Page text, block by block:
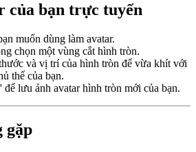
của bạn trực tuyến
muốn dùng làm avatar.
chọn một vùng cắt hình tròn.
và vị trí của hình tròn để vừa khít với
thể của bạn.
lưu ảnh avatar hình tròn mới của bạn.
gặp